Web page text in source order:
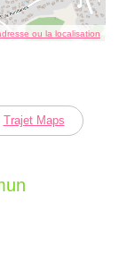
ou la localisation
Trajet Maps